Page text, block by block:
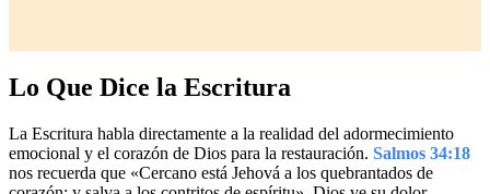
Lo Que Dice la Escritura
La Escritura habla directamente a la realidad del adormecimiento
emocional y el corazón de Dios para la restauración. Salmos 34:18
nos recuerda que «Cercano está Jehová a los quebrantados de